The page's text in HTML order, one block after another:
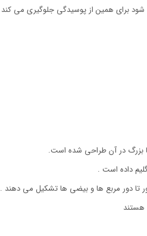
برای همین از پوسیدگی جلوگیری می کند
بزرگ در آن طراحی شده است.
داده است .
دور مربع ها و بیضی ها تشکیل می دهند .
هستند